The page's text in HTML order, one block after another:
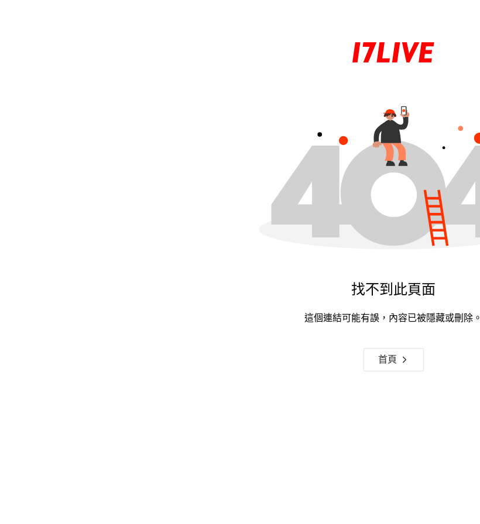
找不到此頁面
這個連結可能有誤，內容已被隱藏或刪除。
首頁